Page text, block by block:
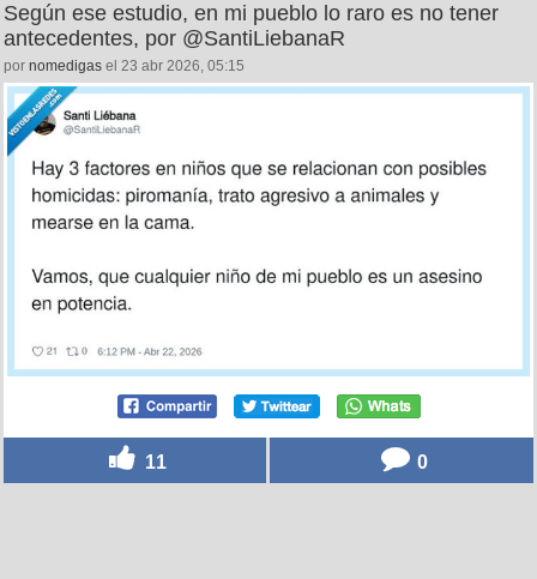
Según ese estudio, en mi pueblo lo raro es no tener
antecedentes, por @SantiLiebanaR
por nomedigas el 23 abr 2026, 05:15
11 0